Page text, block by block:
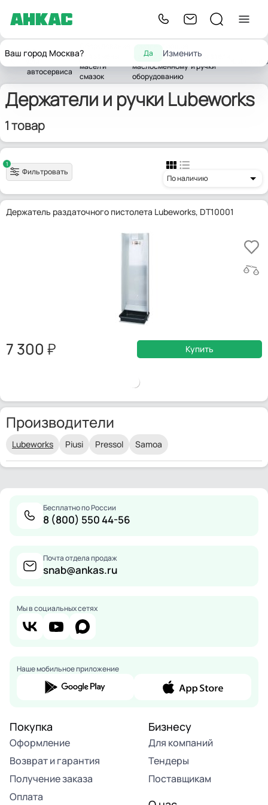
Ваш город Москва? Да Изменить
Оборудование
для
автосервиса
для замены
масел и
смазок
и запчасти к
маслосменному
оборудованию
Держатели
и ручки
Lubeworks
Держатели и ручки Lubeworks
1 товар
1
Фильтровать
По наличию
Держатель раздаточного пистолета Lubeworks, DT10001
7 300 Купить
Производители
Lubeworks Piusi Pressol Samoa
Бесплатно по России
8 (800) 550 44-56
Почта отдела продаж
snab@ankas.ru
Мы в социальных сетях
Наше мобильное приложение
Покупка
Оформление
Возврат и гарантия
Получение заказа
Оплата
Бизнесу
Для компаний
Тендеры
Поставщикам